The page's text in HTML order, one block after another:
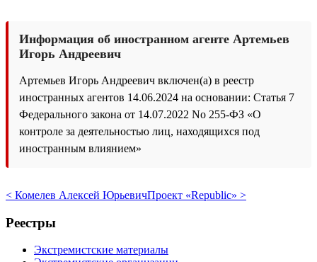
Информация об иностранном агенте Артемьев
Игорь Андреевич
Артемьев Игорь Андреевич включен(а) в реестр
иностранных агентов 14.06.2024 на основании: Статья 7
Федерального закона от 14.07.2022 No 255-ФЗ «О
контроле за деятельностью лиц, находящихся под
иностранным влиянием»
< Комелев Алексей ЮрьевичПроект «Republic» >
Реестры
Экстремистские материалы